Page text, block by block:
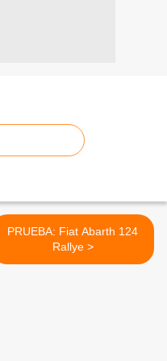
PRUEBA: Fiat Abarth 124
Rallye >